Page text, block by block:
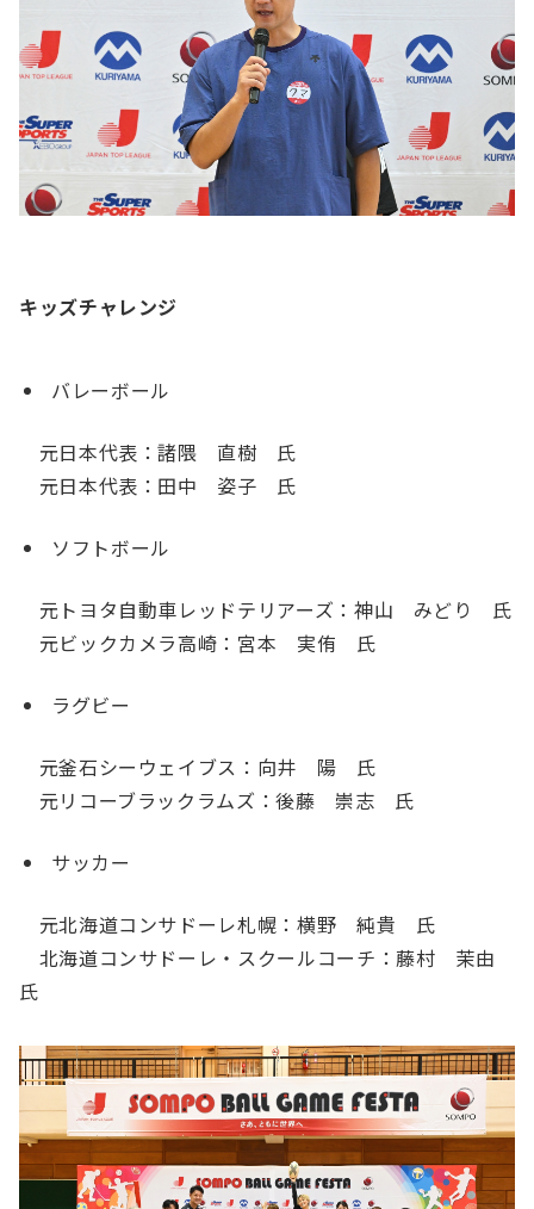
キッズチャレンジ
バレーボール
元日本代表：諸隈 直樹 氏
元日本代表：田中 姿子 氏
ソフトボール
元トヨタ自動車レッドテリアーズ：神山 みどり 氏
元ビックカメラ高崎：宮本 実侑 氏
ラグビー
元釜石シーウェイブス：向井 陽 氏
元リコーブラックラムズ：後藤 崇志 氏
サッカー
元北海道コンサドーレ札幌：横野 純貴 氏
北海道コンサドーレ・スクールコーチ：藤村 茉由
氏